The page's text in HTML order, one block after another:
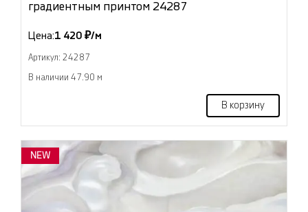
градиентным принтом 24287
Цена:1 420 ₽/м
Артикул: 24287
В наличии 47.90 м
В корзину
NEW